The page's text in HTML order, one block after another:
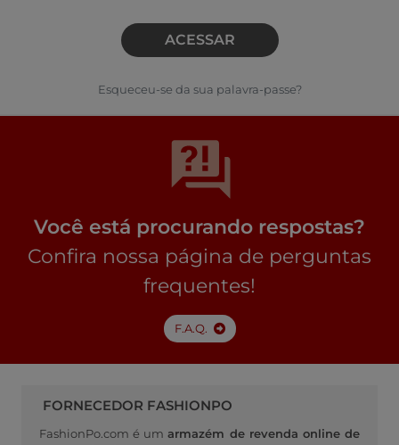
ACESSAR
Esqueceu-se da sua palavra-passe?
Você está procurando respostas?
Confira nossa página de perguntas
frequentes!
F.A.Q.
FORNECEDOR FASHIONPO
FashionPo.com é umarmazém de revenda online de